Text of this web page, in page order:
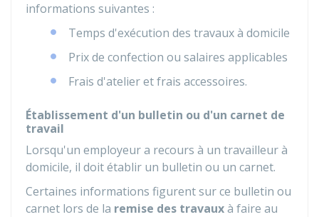
informations suivantes :
Temps d'exécution des travaux à domicile
Prix de confection ou salaires applicables
Frais d'atelier et frais accessoires.
Établissement d'un bulletin ou d'un carnet de
travail
Lorsqu'un employeur a recours à un travailleur à
domicile, il doit établir un bulletin ou un carnet.
Certaines informations figurent sur ce bulletin ou
carnet lors de la remise des travauxà faire au